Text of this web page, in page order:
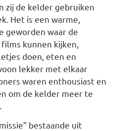
zij de kelder gebruiken
Het is een warme,
geworden waar de
kunnen kijken,
doen, eten en
lekker met elkaar
waren enthousiast en
om de kelder meer te
bestaande uit